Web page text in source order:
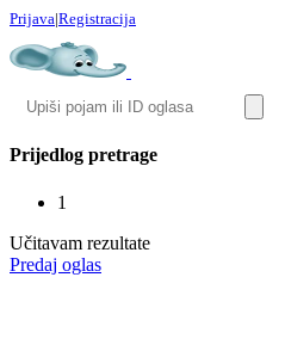
Prijava|Registracija
Prijedlog pretrage
1
Učitavam rezultate
Predaj oglas